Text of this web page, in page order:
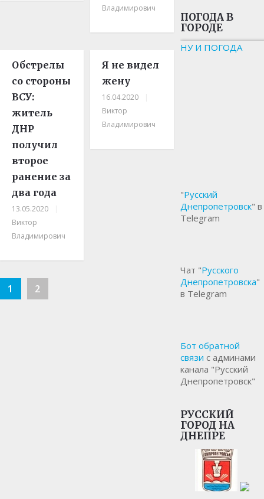
Владимирович
Обстрелы
со стороны
ВСУ:
житель
ДНР
получил
второе
ранение за
два года
13.05.2020
Виктор
Владимирович
Я не видел
жену
16.04.2020
Виктор
Владимирович
1 2
ПОГОДА В
ГОРОДЕ
НУ И ПОГОДА
"Русский
Днепропетровск" в
Telegram
Чат "Русского
Днепропетровска"
в Telegram
Бот обратной
связи с админами
канала "Русский
Днепропетровск"
РУССКИЙ
ГОРОД НА
ДНЕПРЕ